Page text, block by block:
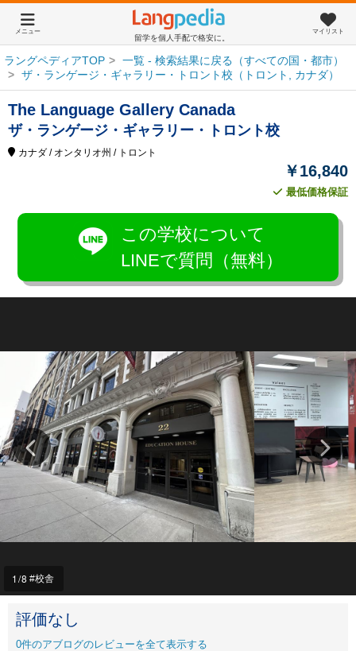
留学を個人手配で格安に。
メニュー マイリスト
ラングペディアTOP
一覧 - 検索結果に戻る（すべての国・都市）
ザ・ランゲージ・ギャラリー・トロント校（トロント, カナダ）
The Language Gallery Canada
ザ・ランゲージ・ギャラリー・トロント校
カナダ / オンタリオ州 / トロント
￥16,840
最低価格保証
この学校について
LINEで質問（無料）
1/8 校舎
評価なし
0件のアブログのレビューを全て表示する